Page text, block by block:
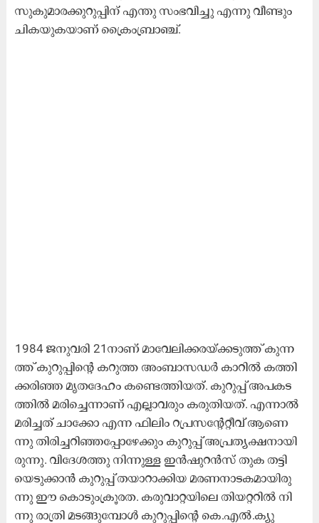
സു​കു​മാ​ര​ക്കു​റു​പ്പി​ന് എ​ന്തു സം​ഭ​വി​ച്ചു എ​ന്നു വീ​ണ്ടും
ചി​ക​യു​ക​യാ​ണ് ക്രൈം​ബ്രാ​ഞ്ച്.
1984 ജ​നു​വ​രി 21നാ​ണ് മാ​വേ​ലി​ക്ക​ര​യ്ക്ക​ടു​ത്ത് കു​ന്ന​
ത്ത് കു​റു​പ്പി​ന്റെ ക​റു​ത്ത അം​ബാ​സ​ഡ​ര്‍ കാ​റി​ല്‍ ക​ത്തി​
ക്ക​രി​ഞ്ഞ മൃ​ത​ദേ​ഹം ക​ണ്ടെ​ത്തി​യ​ത്. കു​റു​പ്പ് അ​പ​ക​ട​
ത്തി​ല്‍ മ​രി​ച്ചെ​ന്നാ​ണ് എ​ല്ലാ​വ​രും ക​രു​തി​യ​ത്. എ​ന്നാ​ല്‍
മ​രി​ച്ച​ത്​ ചാ​ക്കോ എ​ന്ന ഫി​ലിം റ​പ്ര​സ​ന്‍റേ​റ്റീ​വ് ആ​ണെ​
ന്നു തി​രി​ച്ച​റി​ഞ്ഞ​പ്പോ​ഴേ​ക്കും കു​റു​പ്പ് അ​പ്ര​ത്യ​ക്ഷ​നാ​യി​
രു​ന്നു. വി​ദേ​ശ​ത്തു നി​ന്നു​ള്ള ഇ​ന്‍ഷു​റ​ന്‍സ് തു​ക ത​ട്ടി​
യെ​ടു​ക്കാ​ന്‍ കു​റു​പ്പ് ത​യാ​റാ​ക്കി​യ മ​ര​ണ​നാ​ട​ക​മാ​യി​രു​
ന്നു ഈ ​കൊ​ടും​ക്രൂ​ര​ത. ക​രു​വാ​റ്റ​യി​ലെ തി​യ​റ്റ​റി​ല്‍ നി​
ന്നു രാ​ത്രി മ​ട​ങ്ങു​മ്പോ​ള്‍ കു​റു​പ്പി​ന്റെ കെ.​എ​ല്‍.​ക്യു